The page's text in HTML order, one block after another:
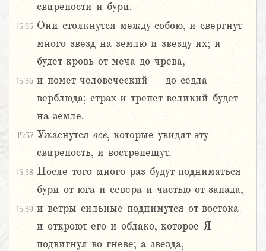
свирепости и бури.
15:35 Они столкнутся между собою, и свергнут
много звезд на землю и звезду их; и
будет кровь от меча до чрева,
15:36 и помет человеческий – до седла
верблюда; страх и трепет великий будет
на земле.
15:37 Ужаснутся все, которые увидят эту
свирепость, и вострепещут.
15:38 После того много раз будут подниматься
бури от юга и севера и частью от запада,
15:39 и ветры сильные поднимутся от востока
и откроют его и облако, которое Я
подвигнул во гневе; а звезда,